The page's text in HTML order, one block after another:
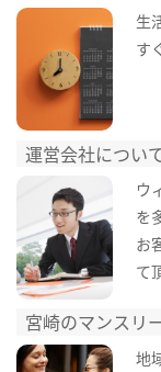
生
す
運営会社につい
ウ
を
お
て
宮崎のマンスリ
地